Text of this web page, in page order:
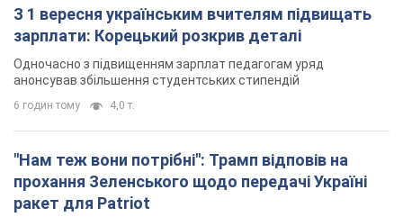
З 1 вересня українським вчителям підвищать
зарплати: Корецький розкрив деталі
Одночасно з підвищенням зарплат педагогам уряд
анонсував збільшення студентських стипендій
6 годин тому 4,0 т.
"Нам теж вони потрібні": Трамп відповів на
прохання Зеленського щодо передачі Україні
ракет для Patriot